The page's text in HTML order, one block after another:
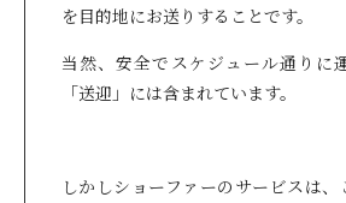
を目的地にお送りすることです。
当然、安全でスケジュール通りに
「送迎」には含まれています。
しかしショーファーのサービスは、